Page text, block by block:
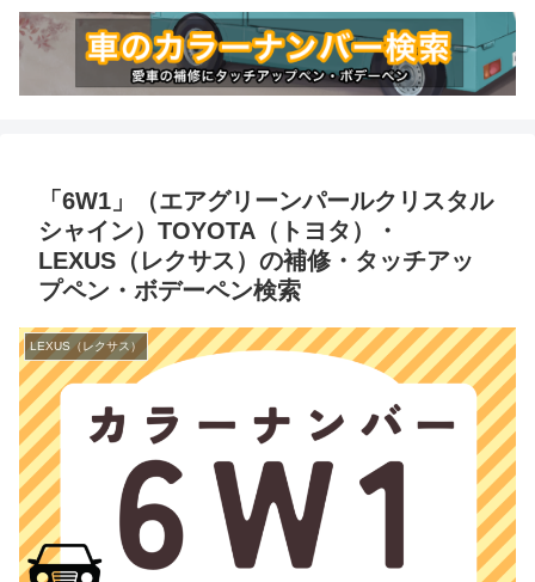
「6W1」（エアグリーンパールクリスタル
シャイン）TOYOTA（トヨタ）・
LEXUS（レクサス）の補修・タッチアッ
プペン・ボデーペン検索
LEXUS（レクサス）